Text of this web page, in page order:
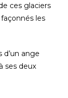
ces glaciers
les
d’un ange
ses deux